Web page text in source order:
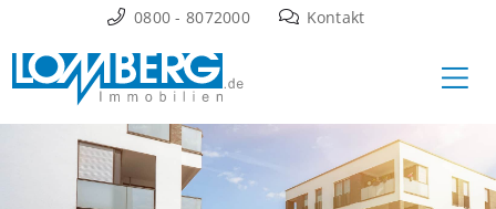
Inhalt
springen
0800 - 8072000 Kontakt